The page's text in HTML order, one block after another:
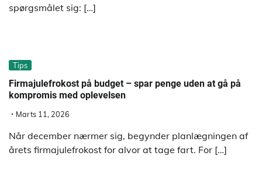
spørgsmålet sig: […]
Tips
Firmajulefrokost på budget – spar penge uden at gå på
kompromis med oplevelsen
Marts 11, 2026
Når december nærmer sig, begynder planlægningen af
årets firmajulefrokost for alvor at tage fart. For […]